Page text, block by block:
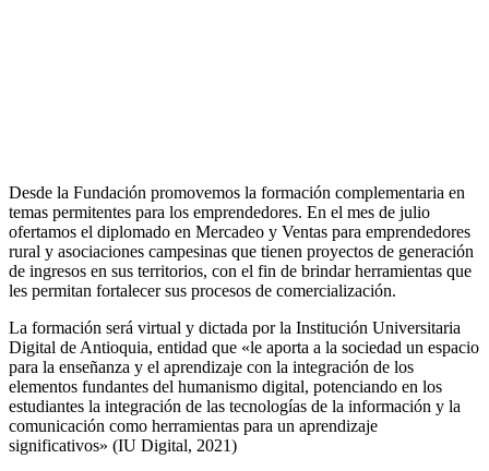
Desde la Fundación promovemos la formación complementaria en
temas permitentes para los emprendedores. En el mes de julio
ofertamos el diplomado en Mercadeo y Ventas para emprendedores
rural y asociaciones campesinas que tienen proyectos de generación
de ingresos en sus territorios, con el fin de brindar herramientas que
les permitan fortalecer sus procesos de comercialización.
La formación será virtual y dictada por la Institución Universitaria
Digital de Antioquia, entidad que «le aporta a la sociedad un espacio
para la enseñanza y el aprendizaje con la integración de los
elementos fundantes del humanismo digital, potenciando en los
estudiantes la integración de las tecnologías de la información y la
comunicación como herramientas para un aprendizaje
significativos» (IU Digital, 2021)